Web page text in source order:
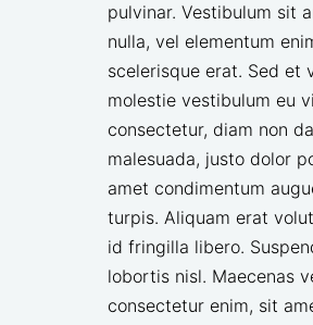
pulvinar. Vestibulum sit
nulla, vel elementum
scelerisque erat. Sed et
molestie vestibulum eu
consectetur, diam non
malesuada, justo dolor
amet condimentum
turpis. Aliquam erat
id fringilla libero.
lobortis nisl. Maecenas
consectetur enim, sit